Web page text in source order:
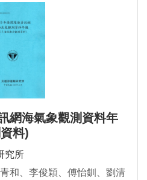
網海氣象觀測資料年
料)
究所
和、李俊穎、傅怡釧、劉清